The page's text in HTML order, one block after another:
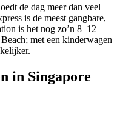
de dag meer dan veel
is de meest gangbare,
is het nog zo’n 8–12
met een kinderwagen
in Singapore